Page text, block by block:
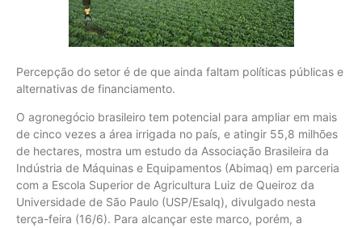
Percepção do setor é de que ainda faltam políticas públicas e
alternativas de financiamento.
O agronegócio brasileiro tem potencial para ampliar em mais
de cinco vezes a área irrigada no país, e atingir 55,8 milhões
de hectares, mostra um estudo da Associação Brasileira da
Indústria de Máquinas e Equipamentos (Abimaq) em parceria
com a Escola Superior de Agricultura Luiz de Queiroz da
Universidade de São Paulo (USP/Esalq), divulgado nesta
terça-feira (16/6). Para alcançar este marco, porém, a